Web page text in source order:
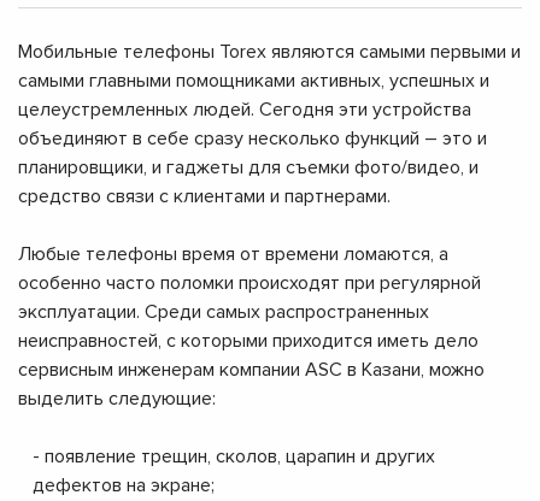
Мобильные телефоны Torex являются самыми первыми и
самыми главными помощниками активных, успешных и
целеустремленных людей. Сегодня эти устройства
объединяют в себе сразу несколько функций – это и
планировщики, и гаджеты для съемки фото/видео, и
средство связи с клиентами и партнерами.
Любые телефоны время от времени ломаются, а
особенно часто поломки происходят при регулярной
эксплуатации. Среди самых распространенных
неисправностей, с которыми приходится иметь дело
сервисным инженерам компании ASC в Казани, можно
выделить следующие:
- появление трещин, сколов, царапин и других
дефектов на экране;